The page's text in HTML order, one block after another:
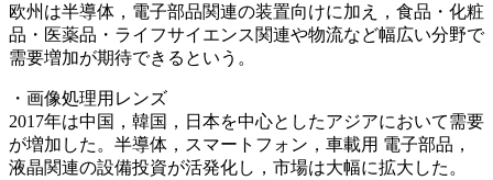
欧州は半導体，電子部品関連の装置向けに加え，食品・化粧
品・医薬品・ライフサイエンス関連や物流など幅広い分野で
需要増加が期待できるという。
・画像処理用レンズ
2017年は中国，韓国，日本を中心としたアジアにおいて需要
が増加した。半導体，スマートフォン，車載用 電子部品，
液晶関連の設備投資が活発化し，市場は大幅に拡大した。